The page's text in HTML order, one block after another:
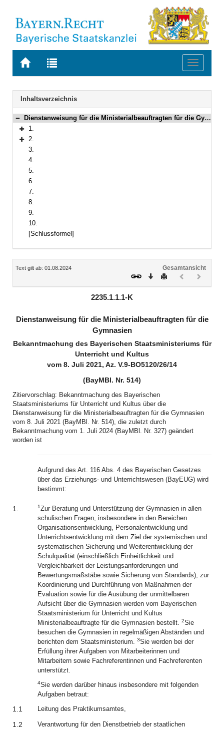
Zur
BAYERN.RECHT
Zur
letzten
Suche
Toggle
Navigation
Inhaltsverzeichnis
Bereich reduzieren
Dienstanweisung für die Ministerialbeauftragten für die Gymnasien
Bereich erweitern
1.
Bereich erweitern
2.
3.
4.
5.
6.
7.
8.
9.
10.
[Schlussformel]
Inhalt
Text gilt ab: 01.08.2024
Gesamtansicht
Download
DruckenVorheriges
2235.1.1.1-K
Dienstanweisung für die Ministerialbeauftragten für die
Gymnasien
Bekanntmachung des Bayerischen Staatsministeriums für
Unterricht und Kultus
vom 8. Juli 2021, Az. V.9-BO5120/26/14
(BayMBl. Nr. 514)
Zitiervorschlag: Bekanntmachung des Bayerischen
Staatsministeriums für Unterricht und Kultus über die
Dienstanweisung für die Ministerialbeauftragten für die Gymnasien
vom 8. Juli 2021 (BayMBl. Nr. 514), die zuletzt durch
Bekanntmachung vom 1. Juli 2024 (BayMBl. Nr. 327) geändert
worden ist
Aufgrund des Art. 116 Abs. 4 des Bayerischen Gesetzes
über das Erziehungs- und Unterrichtswesen (BayEUG) wird
bestimmt:
1. 1Zur Beratung und Unterstützung der Gymnasien in allen
schulischen Fragen, insbesondere in den Bereichen
Organisationsentwicklung, Personalentwicklung und
Unterrichtsentwicklung mit dem Ziel der systemischen und
systematischen Sicherung und Weiterentwicklung der
Schulqualität (einschließlich Einheitlichkeit und
Vergleichbarkeit der Leistungsanforderungen und
Bewertungsmaßstäbe sowie Sicherung von Standards), zur
Koordinierung und Durchführung von Maßnahmen der
Evaluation sowie für die Ausübung der unmittelbaren
Aufsicht über die Gymnasien werden vom Bayerischen
Staatsministerium für Unterricht und Kultus
Ministerialbeauftragte für die Gymnasien bestellt. 2Sie
besuchen die Gymnasien in regelmäßigen Abständen und
berichten dem Staatsministerium. 3Sie werden bei der
Erfüllung ihrer Aufgaben von Mitarbeiterinnen und
Mitarbeitern sowie Fachreferentinnen und Fachreferenten
unterstützt.
4Sie werden darüber hinaus insbesondere mit folgenden
Aufgaben betraut:
1.1 Leitung des Praktikumsamtes,
1.2
Verantwortung für den Dienstbetrieb der staatlichen